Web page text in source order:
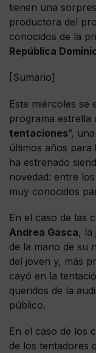
tienen una
productora del
conocidos de la
República
[Sumario]
Este miércoles se
programa estrella
tentaciones”,
últimos años para
ha estrenado
novedad: entre
muy conocidos
En el caso de las
Andrea Gasca, la
de la mano de su
del joven y, más
cayó en la
queridos de la
público.
En el caso de los
de los tentadores